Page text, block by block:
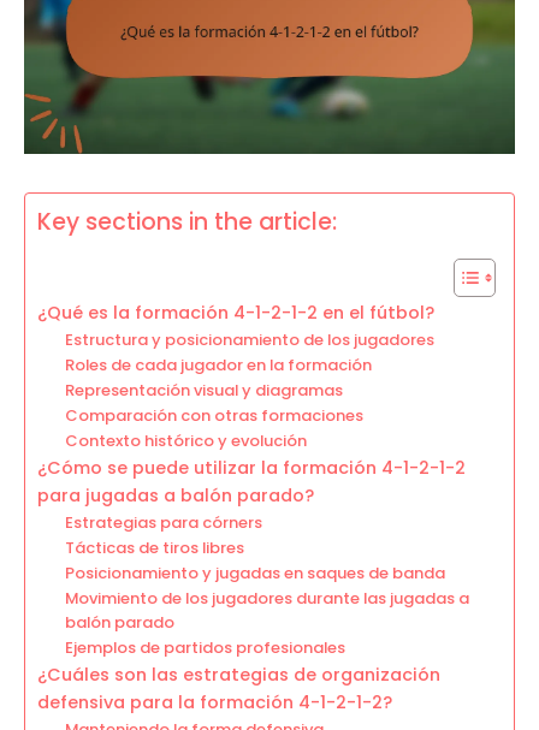
Key sections in the article:
¿Qué es la formación 4-1-2-1-2 en el fútbol?
Estructura y posicionamiento de los jugadores
Roles de cada jugador en la formación
Representación visual y diagramas
Comparación con otras formaciones
Contexto histórico y evolución
¿Cómo se puede utilizar la formación 4-1-2-1-2
para jugadas a balón parado?
Estrategias para córners
Tácticas de tiros libres
Posicionamiento y jugadas en saques de banda
Movimiento de los jugadores durante las jugadas a
balón parado
Ejemplos de partidos profesionales
¿Cuáles son las estrategias de organización
defensiva para la formación 4-1-2-1-2?